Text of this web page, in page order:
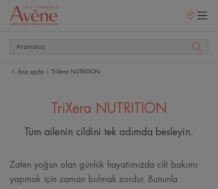
Satış
Ana sayfa TriXera NUTRITION
TriXera NUTRITION
Tüm ailenin cildini tek adımda besleyin.
Zaten yoğun olan günlük hayatımızda cilt bakımı
yapmak için zaman bulmak zordur. Bununla